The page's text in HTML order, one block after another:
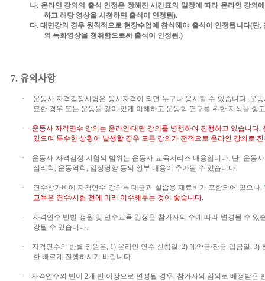
나. 온라인 강의의 출석 인정은 정해진 시간표의 일정에 따라 온라인 강의
하고 해당 영상을 시청하면 출석이 인정됨).
다.대면강의 경우 원칙적으로 현장수업에 참석해야 출석이 인정됩니다(단,
의 녹화영상을 청취함으로써 출석이 인정됨.)
7. 유의사항
· 운동사 자격검정시험은 응시자격이 되면 누구나 응시할 수 있습니다. 운
요한 경우 또는 운동을 깊이 있게 이해하고 운동학 연구를 위한 지식을 쌓
· 운동사 자격연수 강의는 온라인/대면 강의를 병행하여 진행하고 있습니다
있으며 특수한 상황이 발생할 경우 모든 강의가 전적으로 온라인 강의로
· 운동사 자격검정 시험의 범위는 운동사 교육시리즈 내용입니다. 단 운동
심리학, 운동역학, 임상영양 등의 일부 내용이 추가될 수 있습니다.
· 연수참가비에 자격연수 강의록 대금과 실습용 재료비가 포함되어 있으나,
교육은 연수/시험 전에 미리 이수해두는 것이 좋습니다.
·
자격연수 반별 정원 및 연수교육 일정은 참가자의 수에 따라 변경될 수 있
강될 수 있습니다.
· 자격연수의 반별 정원은 , 1) 온라인 연수 신청일 , 2)예약금/잔금 입금일 , 3)
한 빠르게 진행하시기 바랍니다.
· 자격연수의 반이 2개 반 이상으로 편성될 경우 참가자의 임의로 배정받은